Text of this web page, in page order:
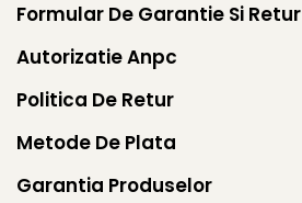
Formular De Garantie Si Retur
Autorizatie Anpc
Politica De Retur
Metode De Plata
Garantia Produselor